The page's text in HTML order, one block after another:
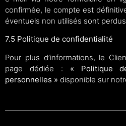
confirmée, le compte est
éventuels non utilisés sont
7.5 Politique de confidentialité
Pour plus d’informations, le
page dédiée : « Politique
personnelles » disponible sur